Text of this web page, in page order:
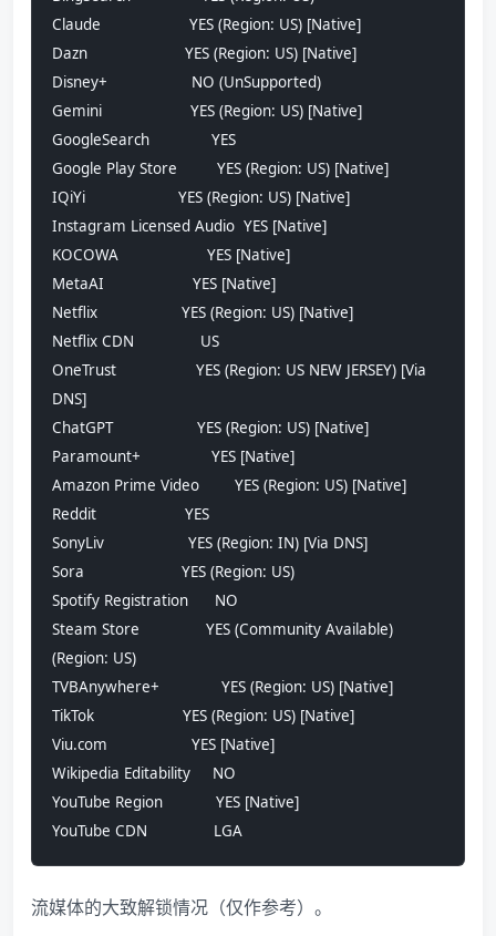
Claude                    YES (Region: US) [Native]
Dazn                      YES (Region: US) [Native]
Disney+                   NO (UnSupported)
Gemini                    YES (Region: US) [Native]
GoogleSearch              YES
Google Play Store         YES (Region: US) [Native]
IQiYi                     YES (Region: US) [Native]
Instagram Licensed Audio  YES [Native]
KOCOWA                    YES [Native]
MetaAI                    YES [Native]
Netflix                   YES (Region: US) [Native]
Netflix CDN               US
OneTrust                  YES (Region: US NEW JERSEY) [Via
DNS]
ChatGPT                   YES (Region: US) [Native]
Paramount+                YES [Native]
Amazon Prime Video        YES (Region: US) [Native]
Reddit                    YES
SonyLiv                   YES (Region: IN) [Via DNS]
Sora                      YES (Region: US)
Spotify Registration      NO
Steam Store               YES (Community Available)
(Region: US)
TVBAnywhere+              YES (Region: US) [Native]
TikTok                    YES (Region: US) [Native]
Viu.com                   YES [Native]
Wikipedia Editability     NO
YouTube Region            YES [Native]
YouTube CDN               LGA
流媒体的大致解锁情况（仅作参考）。